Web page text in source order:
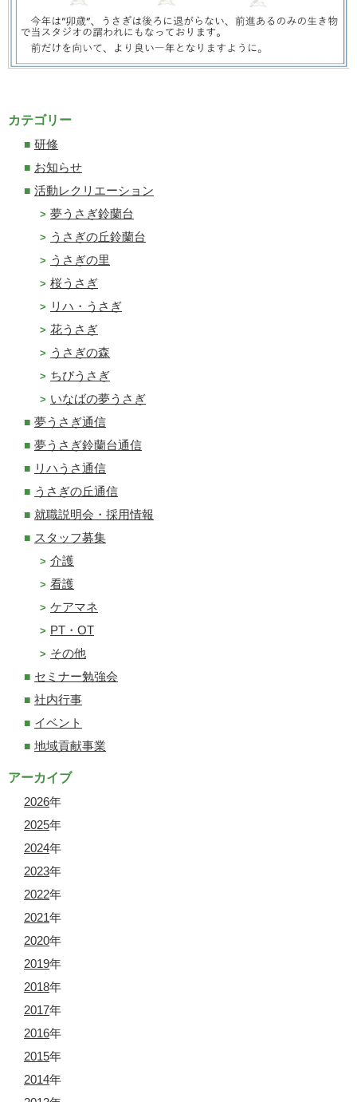
カテゴリー
研修
お知らせ
活動レクリエーション
夢うさぎ鈴蘭台
うさぎの丘鈴蘭台
うさぎの里
桜うさぎ
リハ・うさぎ
花うさぎ
うさぎの森
ちびうさぎ
いなばの夢うさぎ
夢うさぎ通信
夢うさぎ鈴蘭台通信
リハうさ通信
うさぎの丘通信
就職説明会・採用情報
スタッフ募集
介護
看護
ケアマネ
PT・OT
その他
セミナー勉強会
社内行事
イベント
地域貢献事業
アーカイブ
2026年
2025年
2024年
2023年
2022年
2021年
2020年
2019年
2018年
2017年
2016年
2015年
2014年